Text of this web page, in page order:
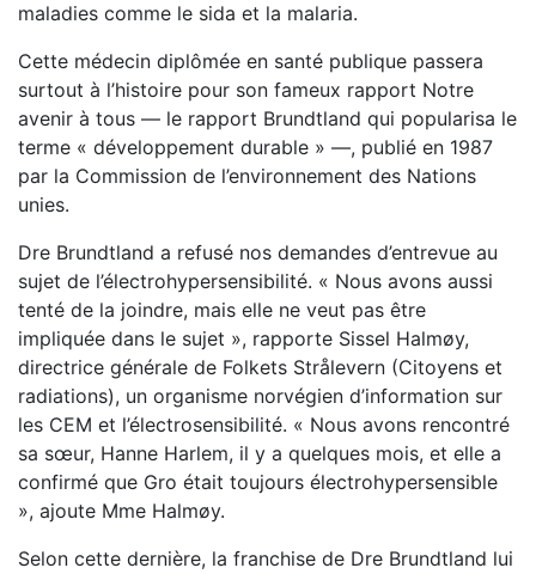
maladies comme le sida et la malaria.
Cette médecin diplômée en santé publique passera
surtout à l’histoire pour son fameux rapport Notre
avenir à tous — le rapport Brundtland qui popularisa le
terme « développement durable » —, publié en 1987
par la Commission de l’environnement des Nations
unies.
Dre Brundtland a refusé nos demandes d’entrevue au
sujet de l’électrohypersensibilité. « Nous avons aussi
tenté de la joindre, mais elle ne veut pas être
impliquée dans le sujet », rapporte Sissel Halmøy,
directrice générale de Folkets Strålevern (Citoyens et
radiations), un organisme norvégien d’information sur
les CEM et l’électrosensibilité. « Nous avons rencontré
sa sœur, Hanne Harlem, il y a quelques mois, et elle a
confirmé que Gro était toujours électrohypersensible
», ajoute Mme Halmøy.
Selon cette dernière, la franchise de Dre Brundtland lui